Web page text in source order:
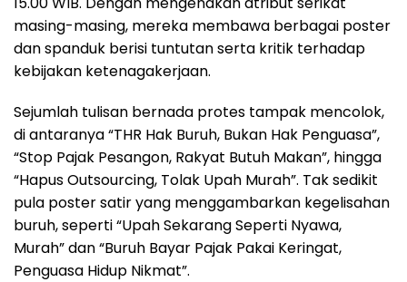
masing-masing, mereka membawa berbagai poster
dan spanduk berisi tuntutan serta kritik terhadap
kebijakan ketenagakerjaan.
Sejumlah tulisan bernada protes tampak mencolok,
di antaranya “THR Hak Buruh, Bukan Hak Penguasa”,
“Stop Pajak Pesangon, Rakyat Butuh Makan”, hingga
“Hapus Outsourcing, Tolak Upah Murah”. Tak sedikit
pula poster satir yang menggambarkan kegelisahan
buruh, seperti “Upah Sekarang Seperti Nyawa,
Murah” dan “Buruh Bayar Pajak Pakai Keringat,
Penguasa Hidup Nikmat”.